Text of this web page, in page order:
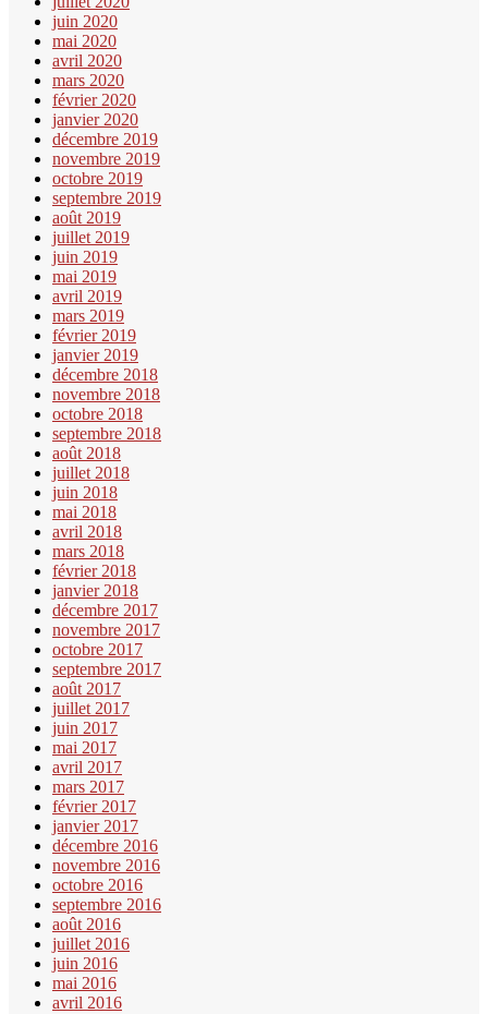
juin 2020
mai 2020
avril 2020
mars 2020
février 2020
janvier 2020
décembre 2019
novembre 2019
octobre 2019
septembre 2019
août 2019
juillet 2019
juin 2019
mai 2019
avril 2019
mars 2019
février 2019
janvier 2019
décembre 2018
novembre 2018
octobre 2018
septembre 2018
août 2018
juillet 2018
juin 2018
mai 2018
avril 2018
mars 2018
février 2018
janvier 2018
décembre 2017
novembre 2017
octobre 2017
septembre 2017
août 2017
juillet 2017
juin 2017
mai 2017
avril 2017
mars 2017
février 2017
janvier 2017
décembre 2016
novembre 2016
octobre 2016
septembre 2016
août 2016
juillet 2016
juin 2016
mai 2016
avril 2016